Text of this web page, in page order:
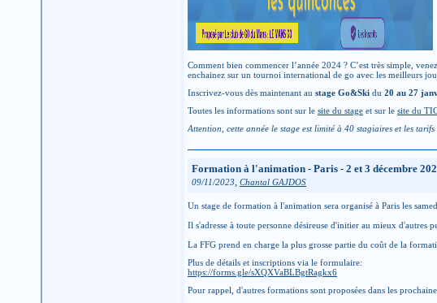
Comment bien commencer l’année 2024 ? C’est très simple,
enchainez sur un tournoi international de go avec les meilleurs
Inscrivez-vous dès maintenant au stage Go&Ski du 20 au 27
Toutes les informations sont sur le site du stage et sur le site du
Attention, cette année le stage est limité à 40 stagiaires et les
Formation à l'animation - Paris - 2 et 3 décembre
09/11/2023, Chantal GAJDOS
Un stage de formation à l'animation sera organisé à Paris les
Il s'adresse à toute personne désireuse d'initier au mieux d'autres
La FFG prend en charge la plus grosse partie du coût de la
Plus de détails et inscriptions via le formulaire:
https://forms.gle/sXQXVaBLBgtRagkx6
Pour rappel, d'autres formations sont proposées dans les